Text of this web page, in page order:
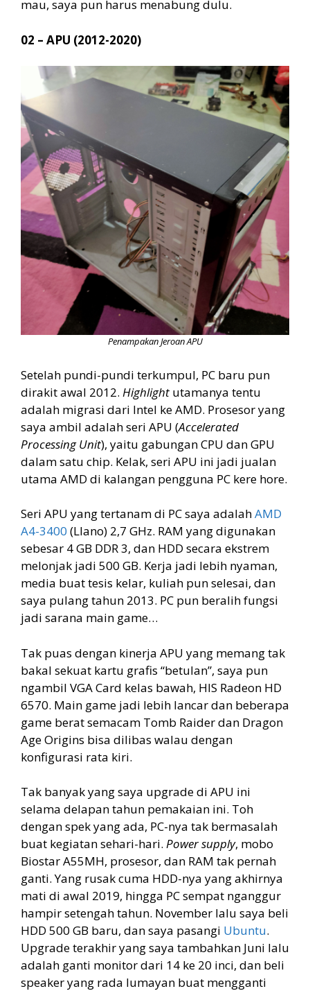
mau, saya pun harus menabung dulu.
02 – APU (2012-2020)
Penampakan Jeroan APU
Setelah pundi-pundi terkumpul, PC baru pun
dirakit awal 2012. Highlight utamanya tentu
adalah migrasi dari Intel ke AMD. Prosesor yang
saya ambil adalah seri APU (Accelerated
Processing Unit), yaitu gabungan CPU dan GPU
dalam satu chip. Kelak, seri APU ini jadi jualan
utama AMD di kalangan pengguna PC kere hore.
Seri APU yang tertanam di PC saya adalahAMD
A4-3400 (Llano) 2,7 GHz. RAM yang digunakan
sebesar 4 GB DDR 3, dan HDD secara ekstrem
melonjak jadi 500 GB. Kerja jadi lebih nyaman,
media buat tesis kelar, kuliah pun selesai, dan
saya pulang tahun 2013. PC pun beralih fungsi
jadi sarana main game…
Tak puas dengan kinerja APU yang memang tak
bakal sekuat kartu grafis “betulan”, saya pun
ngambil VGA Card kelas bawah, HIS Radeon HD
6570. Main game jadi lebih lancar dan beberapa
game berat semacam Tomb Raider dan Dragon
Age Origins bisa dilibas walau dengan
konfigurasi rata kiri.
Tak banyak yang saya upgrade di APU ini
selama delapan tahun pemakaian ini. Toh
dengan spek yang ada, PC-nya tak bermasalah
buat kegiatan sehari-hari. Power supply, mobo
Biostar A55MH, prosesor, dan RAM tak pernah
ganti. Yang rusak cuma HDD-nya yang akhirnya
mati di awal 2019, hingga PC sempat nganggur
hampir setengah tahun. November lalu saya beli
HDD 500 GB baru, dan saya pasangi Ubuntu.
Upgrade terakhir yang saya tambahkan Juni lalu
adalah ganti monitor dari 14 ke 20 inci, dan beli
speaker yang rada lumayan buat mengganti